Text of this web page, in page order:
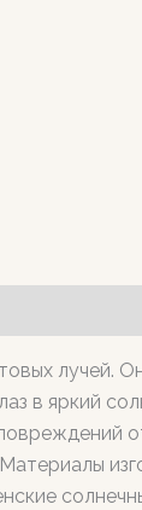
лучей.
в яркий